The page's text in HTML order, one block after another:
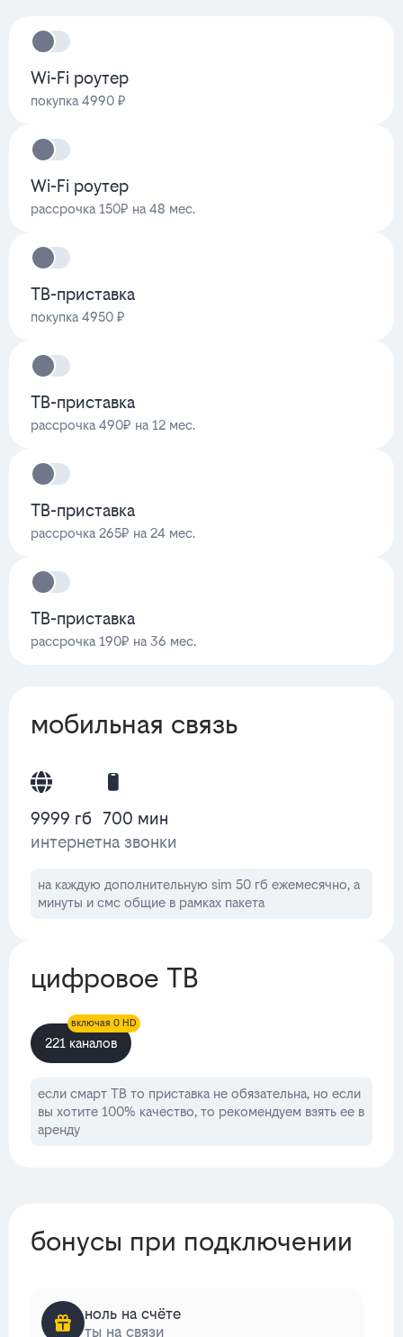
Wi-Fi роутер
покупка 4990 ₽
Wi-Fi роутер
рассрочка 150₽ на 48 мес.
ТВ-приставка
покупка 4950 ₽
ТВ-приставка
рассрочка 490₽ на 12 мес.
ТВ-приставка
рассрочка 265₽ на 24 мес.
ТВ-приставка
рассрочка 190₽ на 36 мес.
мобильная связь
9999 гб
интернет
700 мин
на звонки
на каждую дополнительную sim 50 гб ежемесячно, а
минуты и смс общие в рамках пакета
цифровое ТВ
221 каналов
включая 0 HD
если смарт ТВ то приставка не обязательна, но если
вы хотите 100% качество, то рекомендуем взять ее в
аренду
бонусы при подключении
ноль на счёте
ты на связи